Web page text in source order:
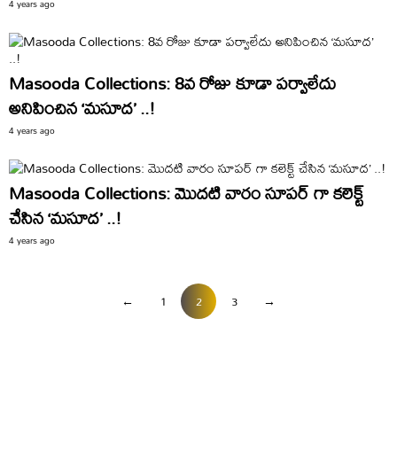
4 years ago
Masooda Collections: 8వ రోజు కూడా పర్వాలేదు
అనిపించిన ‘మసూద’ ..!
4 years ago
Masooda Collections: మొదటి వారం సూపర్ గా కలెక్ట్
చేసిన ‘మసూద’ ..!
4 years ago
← 1 2 3 →